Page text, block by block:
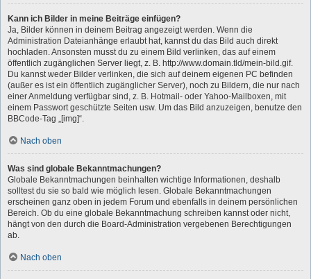
Kann ich Bilder in meine Beiträge einfügen?
Ja, Bilder können in deinem Beitrag angezeigt werden. Wenn die
Administration Dateianhänge erlaubt hat, kannst du das Bild auch direkt
hochladen. Ansonsten musst du zu einem Bild verlinken, das auf einem
öffentlich zugänglichen Server liegt, z. B. http://www.domain.tld/mein-bild.gif.
Du kannst weder Bilder verlinken, die sich auf deinem eigenen PC befinden
(außer es ist ein öffentlich zugänglicher Server), noch zu Bildern, die nur nach
einer Anmeldung verfügbar sind, z. B. Hotmail- oder Yahoo-Mailboxen, mit
einem Passwort geschützte Seiten usw. Um das Bild anzuzeigen, benutze den
BBCode-Tag „[img]“.
Nach oben
Was sind globale Bekanntmachungen?
Globale Bekanntmachungen beinhalten wichtige Informationen, deshalb
solltest du sie so bald wie möglich lesen. Globale Bekanntmachungen
erscheinen ganz oben in jedem Forum und ebenfalls in deinem persönlichen
Bereich. Ob du eine globale Bekanntmachung schreiben kannst oder nicht,
hängt von den durch die Board-Administration vergebenen Berechtigungen
ab.
Nach oben